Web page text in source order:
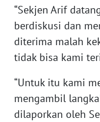
“Sekjen Arif
berdiskusi dan
diterima malah
tidak bisa kami
“Untuk itu kami
mengambil
dilaporkan oleh
SUMBAR
WN
WN
BENGKULU